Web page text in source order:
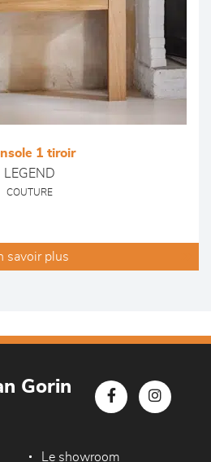
1 tiroir
LEGEND
COUTURE
savoir plus
Gorin
Le showroom